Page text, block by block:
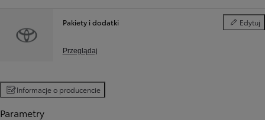
Pakiety i dodatki Edytuj
Pakiety i
Przeglądaj
Informacje o producencie
Parametry